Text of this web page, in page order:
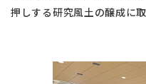
押しする研究風土の醸成に